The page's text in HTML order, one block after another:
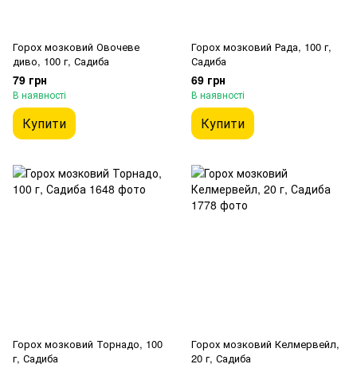
Горох мозковий Овочеве
диво, 100 г, Садиба
79 грн
В наявності
Купити
Горох мозковий Рада, 100 г,
Садиба
69 грн
В наявності
Купити
Горох мозковий Торнадо, 100
г, Садиба
Горох мозковий Келмервейл,
20 г, Садиба